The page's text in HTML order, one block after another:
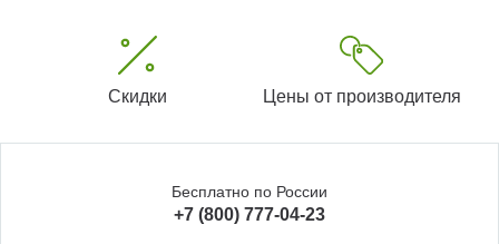
Скидки Цены от производителя
Бесплатно по России
+7 (800) 777-04-23